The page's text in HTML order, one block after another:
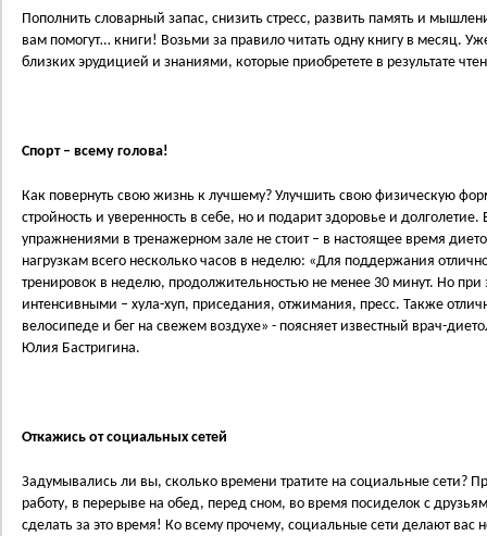
Пополнить словарный запас, снизить стресс, развить память и
вам помогут… книги! Возьми за правило читать одну книгу в месяц.
близких эрудицией и знаниями, которые приобретете в результате
Спорт – всему голова!
Как повернуть свою жизнь к лучшему? Улучшить свою физическую
стройность и уверенность в себе, но и подарит здоровье и
упражнениями в тренажерном зале не стоит – в настоящее время
нагрузкам всего несколько часов в неделю: «Для поддержания
тренировок в неделю, продолжительностью не менее 30 минут. Но
интенсивными – хула-хуп, приседания, отжимания, пресс. Также
велосипеде и бег на свежем воздухе» - поясняет известный врач-
Юлия Бастригина.
Откажись от социальных сетей
Задумывались ли вы, сколько времени тратите на социальные сети?
работу, в перерыве на обед, перед сном, во время посиделок с
сделать за это время! Ко всему прочему, социальные сети делают вас